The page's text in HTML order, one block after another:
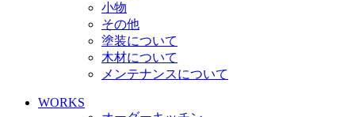
小物
その他
塗装について
木材について
メンテナンスについて
WORKS